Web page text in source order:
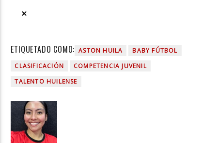
ETIQUETADO COMO: ASTON HUILA
BABY FÚTBOL
CLASIFICACIÓN
COMPETENCIA JUVENIL
TALENTO HUILENSE